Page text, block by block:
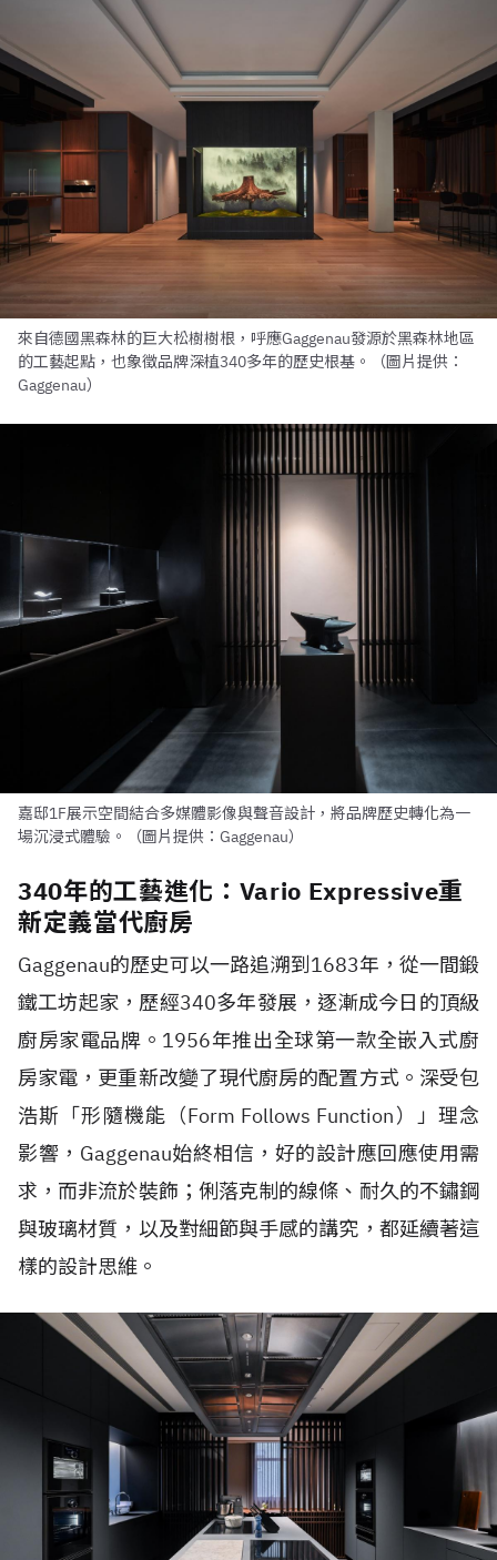
來自德國黑森林的巨大松樹樹根，呼應Gaggenau發源於黑森林地區
的工藝起點，也象徵品牌深植340多年的歷史根基。（圖片提供：
Gaggenau）
嘉邸1F展示空間結合多媒體影像與聲音設計，將品牌歷史轉化為一
場沉浸式體驗。（圖片提供：Gaggenau）
340年的工藝進化：Vario Expressive重
新定義當代廚房
Gaggenau的歷史可以一路追溯到1683年，從一間鍛
鐵工坊起家，歷經340多年發展，逐漸成今日的頂級
廚房家電品牌。1956年推出全球第一款全嵌入式廚
房家電，更重新改變了現代廚房的配置方式。深受包
浩斯「形隨機能（Form Follows Function）」理念
影響，Gaggenau始終相信，好的設計應回應使用需
求，而非流於裝飾；俐落克制的線條、耐久的不鏽鋼
與玻璃材質，以及對細節與手感的講究，都延續著這
樣的設計思維。